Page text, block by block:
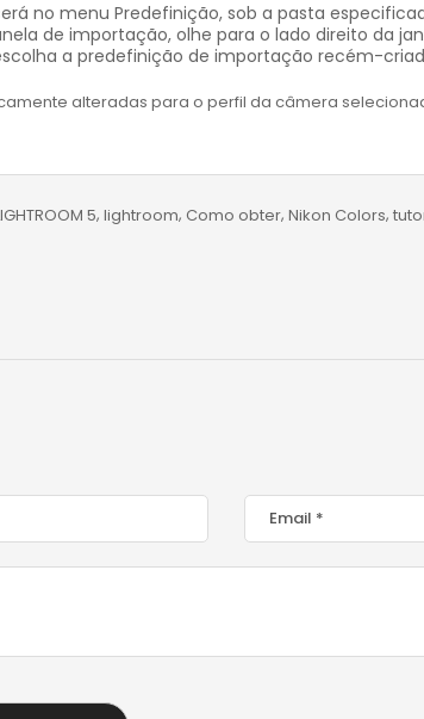
no menu Predefinição, sob a pasta
de importação, olhe para o lado direito da
a predefinição de importação recém-
alteradas para o perfil da câmera
5 lightroom Como obter Nikon Colors